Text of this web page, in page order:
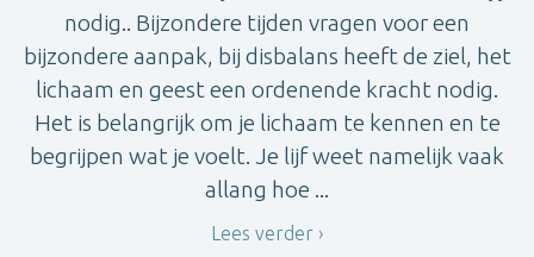
nodig.. Bijzondere tijden vragen voor een
bijzondere aanpak, bij disbalans heeft de ziel, het
lichaam en geest een ordenende kracht nodig.
Het is belangrijk om je lichaam te kennen en te
begrijpen wat je voelt. Je lijf weet namelijk vaak
allang hoe ...
Lees verder